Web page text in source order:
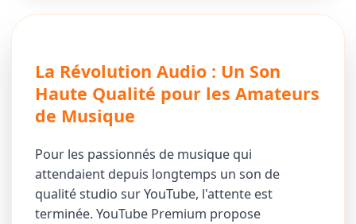
La Révolution Audio : Un Son
Haute Qualité pour les Amateurs
de Musique
Pour les passionnés de musique qui
attendaient depuis longtemps un son de
qualité studio sur YouTube, l'attente est
terminée. YouTube Premium propose